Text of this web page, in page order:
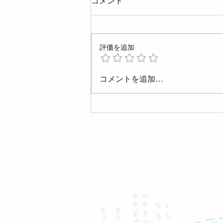
5/23(土)、24(日)に内覧会を
評価を追加
コメントを追加…